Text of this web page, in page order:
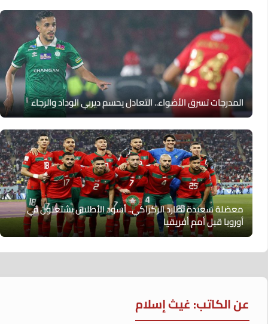
المدرجات تسرق الأضواء.. التعادل يحسم ديربي الوداد والرجاء
معضلة سعيدة تطارد الركراكي.. أسود الأطلس يشتعلون في
أوروبا قبل أمم أفريقيا
عن الكاتب: غيث إسلام